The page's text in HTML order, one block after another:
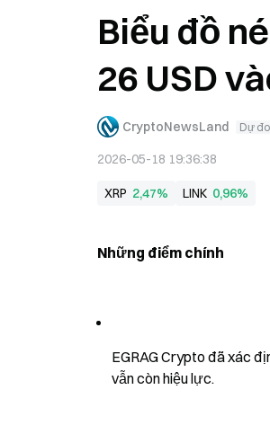
Biểu đồ
26 USD
CryptoNewsLand Dự
2026-05-18 19:36:38
XRP 2,47% LINK 0,96%
Những điểm chính
EGRAG Crypto đã xác
vẫn còn hiệu lực.